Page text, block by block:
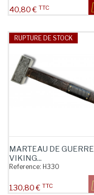
Prix
40,80 € TTC
RUPTURE DE STOCK
MARTEAU DE GUERRE
VIKING...
Reference: H330
Prix
130,80 € TTC